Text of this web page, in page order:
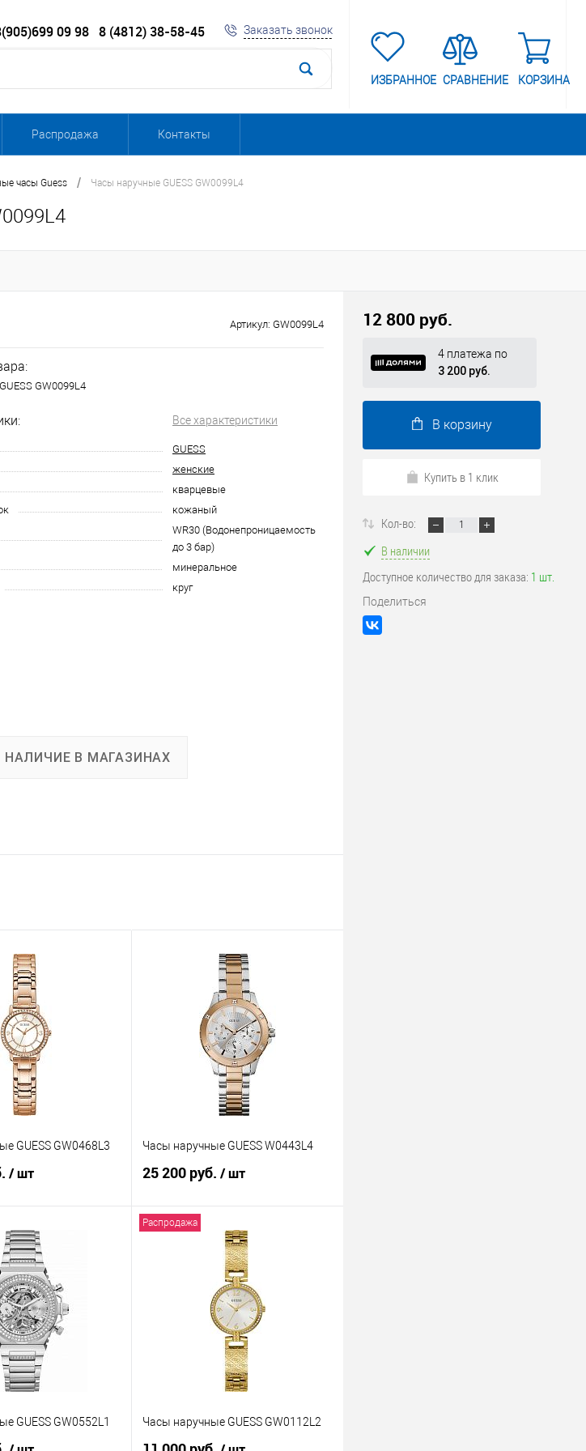
09 98 8 (4812) 38-58-45 Заказать звонок
ИЗБРАННОЕ СРАВНЕНИЕ КОРЗИНА
Распродажа Контакты
часы Guess / Часы наручные GUESS GW0099L4
Артикул: GW0099L4
GW0099L4
Все характеристики
GUESS
женские
кварцевые
кожаный
WR30 (Водонепроницаемость
до 3 бар)
минеральное
круг
НАЛИЧИЕ В МАГАЗИНАХ
GUESS GW0468L3
/ шт
В корзину
клик
К сравнению
В наличии
Часы наручные GUESS W0443L4
25 200 руб. / шт
В корзину
Купить в 1 клик
В избранное
GUESS GW0552L1
Распродажа
Часы наручные GUESS GW0112L2
12 800 руб.
4 платежа по
3 200 руб.
В корзину
Купить в 1 клик
Кол-во:
В наличии
Доступное количество для заказа: 1 шт.
Поделиться